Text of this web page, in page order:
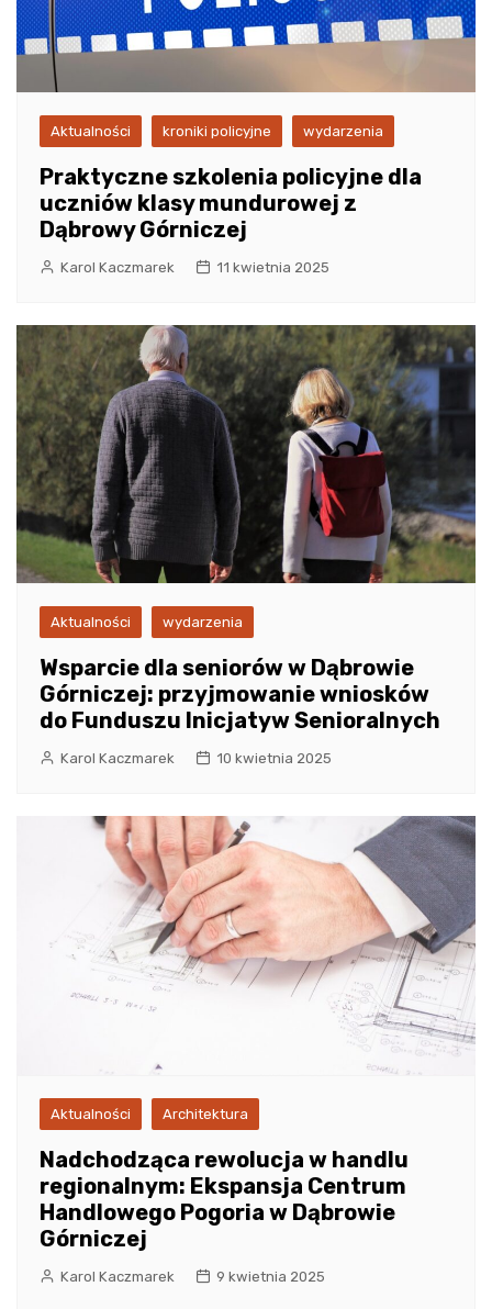
Aktualności kroniki policyjne wydarzenia
Praktyczne szkolenia policyjne dla
uczniów klasy mundurowej z
Dąbrowy Górniczej
Karol Kaczmarek 11 kwietnia 2025
Aktualności wydarzenia
Wsparcie dla seniorów w Dąbrowie
Górniczej: przyjmowanie wniosków
do Funduszu Inicjatyw Senioralnych
Karol Kaczmarek 10 kwietnia 2025
Aktualności Architektura
Nadchodząca rewolucja w handlu
regionalnym: Ekspansja Centrum
Handlowego Pogoria w Dąbrowie
Górniczej
Karol Kaczmarek 9 kwietnia 2025